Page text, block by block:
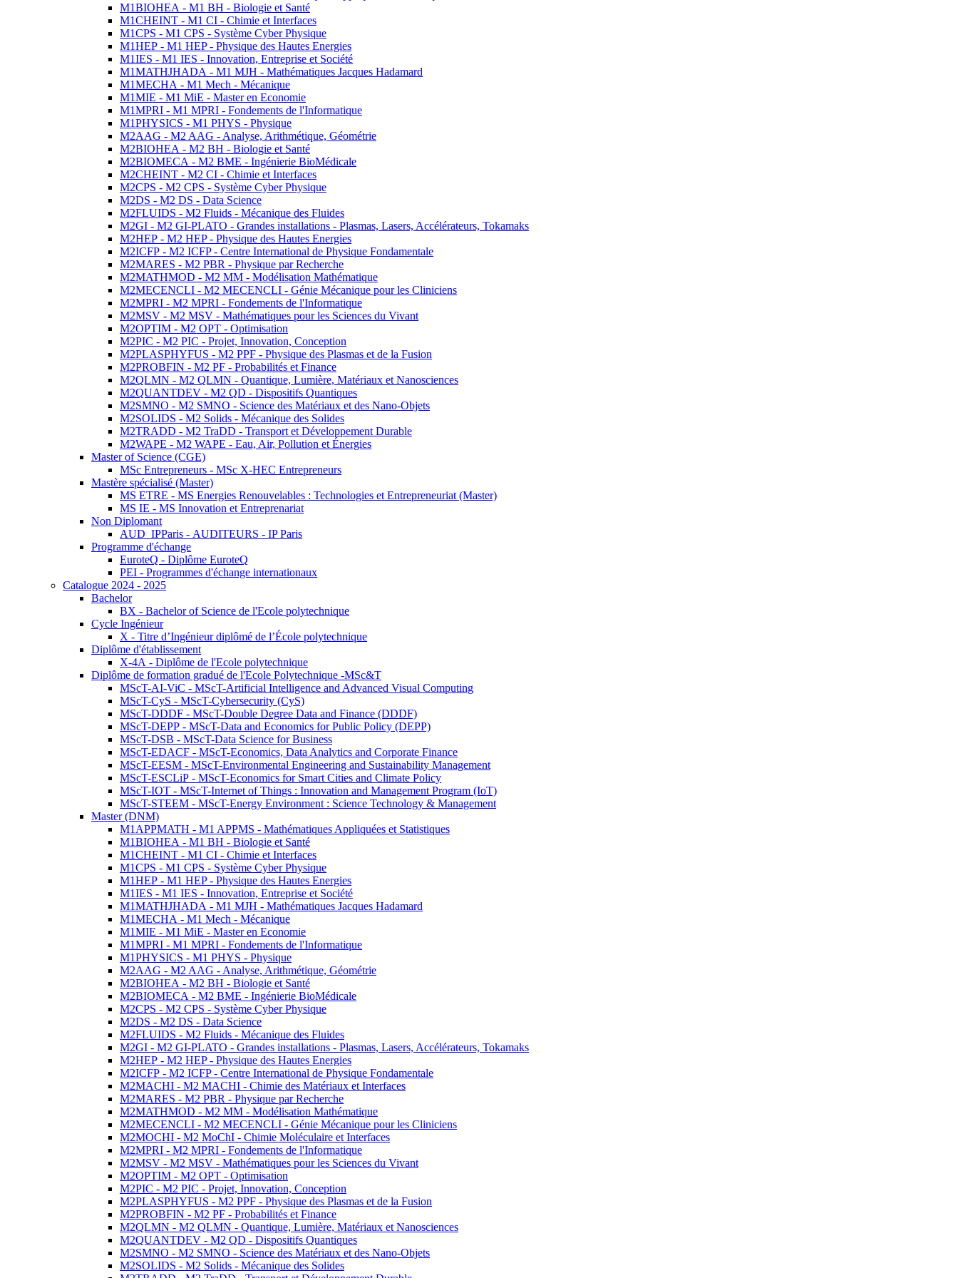
M1BIOHEA - M1 BH - Biologie et Santé
M1CHEINT - M1 CI - Chimie et Interfaces
M1CPS - M1 CPS - Système Cyber Physique
M1HEP - M1 HEP - Physique des Hautes Energies
M1IES - M1 IES - Innovation, Entreprise et Société
M1MATHJHADA - M1 MJH - Mathématiques Jacques Hadamard
M1MECHA - M1 Mech - Mécanique
M1MIE - M1 MiE - Master en Economie
M1MPRI - M1 MPRI - Fondements de l'Informatique
M1PHYSICS - M1 PHYS - Physique
M2AAG - M2 AAG - Analyse, Arithmétique, Géométrie
M2BIOHEA - M2 BH - Biologie et Santé
M2BIOMECA - M2 BME - Ingénierie BioMédicale
M2CHEINT - M2 CI - Chimie et Interfaces
M2CPS - M2 CPS - Système Cyber Physique
M2DS - M2 DS - Data Science
M2FLUIDS - M2 Fluids - Mécanique des Fluides
M2GI - M2 GI-PLATO - Grandes installations - Plasmas, Lasers, Accélérateurs, Tokamaks
M2HEP - M2 HEP - Physique des Hautes Energies
M2ICFP - M2 ICFP - Centre International de Physique Fondamentale
M2MARES - M2 PBR - Physique par Recherche
M2MATHMOD - M2 MM - Modélisation Mathématique
M2MECENCLI - M2 MECENCLI - Génie Mécanique pour les Cliniciens
M2MPRI - M2 MPRI - Fondements de l'Informatique
M2MSV - M2 MSV - Mathématiques pour les Sciences du Vivant
M2OPTIM - M2 OPT - Optimisation
M2PIC - M2 PIC - Projet, Innovation, Conception
M2PLASPHYFUS - M2 PPF - Physique des Plasmas et de la Fusion
M2PROBFIN - M2 PF - Probabilités et Finance
M2QLMN - M2 QLMN - Quantique, Lumière, Matériaux et Nanosciences
M2QUANTDEV - M2 QD - Dispositifs Quantiques
M2SMNO - M2 SMNO - Science des Matériaux et des Nano-Objets
M2SOLIDS - M2 Solids - Mécanique des Solides
M2TRADD - M2 TraDD - Transport et Développement Durable
M2WAPE - M2 WAPE - Eau, Air, Pollution et Énergies
Master of Science (CGE)
MSc Entrepreneurs - MSc X-HEC Entrepreneurs
Mastère spécialisé (Master)
MS ETRE - MS Energies Renouvelables : Technologies et Entrepreneuriat (Master)
MS IE - MS Innovation et Entreprenariat
Non Diplomant
AUD_IPParis - AUDITEURS - IP Paris
Programme d'échange
EuroteQ - Diplôme EuroteQ
PEI - Programmes d'échange internationaux
Catalogue 2024 - 2025
Bachelor
BX - Bachelor of Science de l'Ecole polytechnique
Cycle Ingénieur
X - Titre d’Ingénieur diplômé de l’École polytechnique
Diplôme d'établissement
X-4A - Diplôme de l'Ecole polytechnique
Diplôme de formation gradué de l'Ecole Polytechnique -MSc&T
MScT-AI-ViC - MScT-Artificial Intelligence and Advanced Visual Computing
MScT-CyS - MScT-Cybersecurity (CyS)
MScT-DDDF - MScT-Double Degree Data and Finance (DDDF)
MScT-DEPP - MScT-Data and Economics for Public Policy (DEPP)
MScT-DSB - MScT-Data Science for Business
MScT-EDACF - MScT-Economics, Data Analytics and Corporate Finance
MScT-EESM - MScT-Environmental Engineering and Sustainability Management
MScT-ESCLiP - MScT-Economics for Smart Cities and Climate Policy
MScT-IOT - MScT-Internet of Things : Innovation and Management Program (IoT)
MScT-STEEM - MScT-Energy Environment : Science Technology & Management
Master (DNM)
M1APPMATH - M1 APPMS - Mathématiques Appliquées et Statistiques
M1BIOHEA - M1 BH - Biologie et Santé
M1CHEINT - M1 CI - Chimie et Interfaces
M1CPS - M1 CPS - Système Cyber Physique
M1HEP - M1 HEP - Physique des Hautes Energies
M1IES - M1 IES - Innovation, Entreprise et Société
M1MATHJHADA - M1 MJH - Mathématiques Jacques Hadamard
M1MECHA - M1 Mech - Mécanique
M1MIE - M1 MiE - Master en Economie
M1MPRI - M1 MPRI - Fondements de l'Informatique
M1PHYSICS - M1 PHYS - Physique
M2AAG - M2 AAG - Analyse, Arithmétique, Géométrie
M2BIOHEA - M2 BH - Biologie et Santé
M2BIOMECA - M2 BME - Ingénierie BioMédicale
M2CPS - M2 CPS - Système Cyber Physique
M2DS - M2 DS - Data Science
M2FLUIDS - M2 Fluids - Mécanique des Fluides
M2GI - M2 GI-PLATO - Grandes installations - Plasmas, Lasers, Accélérateurs, Tokamaks
M2HEP - M2 HEP - Physique des Hautes Energies
M2ICFP - M2 ICFP - Centre International de Physique Fondamentale
M2MACHI - M2 MACHI - Chimie des Matériaux et Interfaces
M2MARES - M2 PBR - Physique par Recherche
M2MATHMOD - M2 MM - Modélisation Mathématique
M2MECENCLI - M2 MECENCLI - Génie Mécanique pour les Cliniciens
M2MOCHI - M2 MoChI - Chimie Moléculaire et Interfaces
M2MPRI - M2 MPRI - Fondements de l'Informatique
M2MSV - M2 MSV - Mathématiques pour les Sciences du Vivant
M2OPTIM - M2 OPT - Optimisation
M2PIC - M2 PIC - Projet, Innovation, Conception
M2PLASPHYFUS - M2 PPF - Physique des Plasmas et de la Fusion
M2PROBFIN - M2 PF - Probabilités et Finance
M2QLMN - M2 QLMN - Quantique, Lumière, Matériaux et Nanosciences
M2QUANTDEV - M2 QD - Dispositifs Quantiques
M2SMNO - M2 SMNO - Science des Matériaux et des Nano-Objets
M2SOLIDS - M2 Solids - Mécanique des Solides